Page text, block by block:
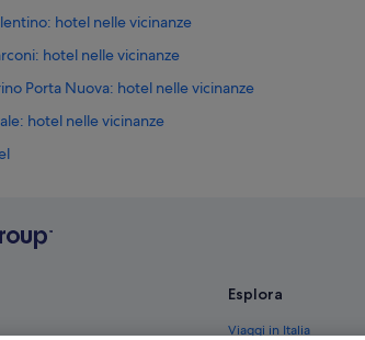
hotel nelle vicinanze
hotel nelle vicinanze
Porta Nuova: hotel nelle vicinanze
hotel nelle vicinanze
di Torino: Agriturismi
Esplora
Viaggi in Italia